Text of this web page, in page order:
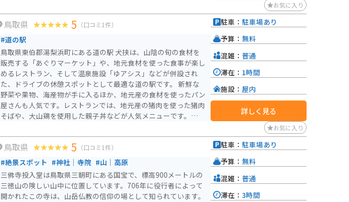
クで訪れる場合、道の駅の駐車場は広々としており、バイク専用
の駐車スペースも用意されているので安心です。また、周辺に
は、美しい棚田の風景が広がる「棚田展望台」や、国の重要文化
財に指定されている「旧梶村家住宅」など、観光スポットも点在
しています。道の駅 久米の里は、美しい自然と触れ合いなが
ら、地元の美味しいものを楽しめる、魅力的な道の駅です。
お気に入り
鳥取県 5 （口コミ1件）
#道の駅
鳥取県東伯郡湯梨浜町にある道の駅 犬挟は、山陰の旬の食材を
販売する「あぐりマーケット」や、地元食材を使った食事が楽し
めるレストラン、そして温泉施設「ゆアシス」などが併設され
た、ドライブの休憩スポットとして最適な道の駅です。 新鮮な
野菜や果物、海産物が手に入るほか、地元産の食材を使ったパン
屋さんも人気です。レストランでは、地元産の猪肉を使った猪肉
そばや、大山鶏を使用した親子丼などが人気メニューです。ま
があり、ドライブの疲れをゆっくりと癒やすことができます。
バイクで訪れる場合、道の駅には広々とした駐車場が完備されて
いるので安心です。鳥取県は、日本海沿岸を走る気持ちの良いル
ートや、山間部を走るワインディングロードなど、バイクツーリ
ングに最適な道がたくさんあります。道の駅 犬挟を拠点に、鳥
取県の自然を満喫するツーリングを楽しんでみてはいかがでしょ
駐車： 駐車場あり
予算： 無料
混雑： 普通
滞在： 1時間
施設： 屋内
詳しく見る
お気に入り
鳥取県 5 （口コミ1件）
#絶景スポット #神社｜寺院 #山｜高原
三佛寺投入堂は鳥取県三朝町にある国宝で、標高900メートルの
三徳山の険しい山中に位置しています。706年に役行者によって
開かれたこの寺は、山岳仏教の信仰の場として知られています。
駐車： 駐車場あり
予算： 無料
混雑： 普通
滞在： 3時間